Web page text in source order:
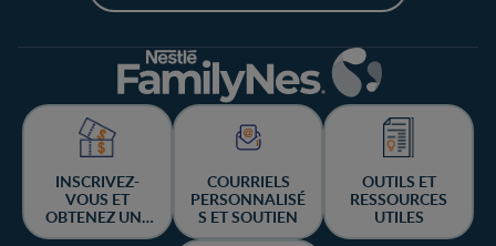
INSCRIVEZ-
VOUS ET
OBTENEZ UNE
CHANCE DE
COURRIELS
PERSONNALISÉ
S ET SOUTIEN
OUTILS ET
RESSOURCES
UTILES